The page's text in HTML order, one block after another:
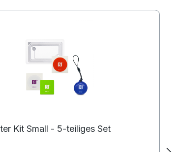
Kit Small - 5-teiliges Set